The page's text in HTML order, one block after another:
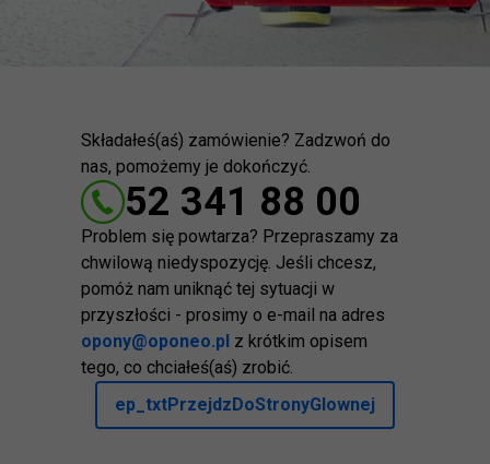
Składałeś(aś) zamówienie? Zadzwoń do
nas, pomożemy je dokończyć.
52 341 88 00
Problem się powtarza? Przepraszamy za
chwilową niedyspozycję. Jeśli chcesz,
pomóż nam uniknąć tej sytuacji w
przyszłości - prosimy o e-mail na adres
opony@oponeo.pl z krótkim opisem
tego, co chciałeś(aś) zrobić.
ep_txtPrzejdzDoStronyGlownej